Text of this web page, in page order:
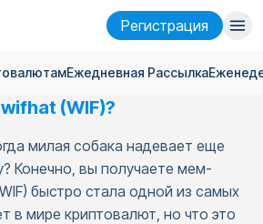
Pегистрация
Войти Pегистрация
Компания
Исследовать
Ежедневная Pассылка
(WIF)?
милая собака надевает еще
Конечно, вы получаете мем-
быстро стала одной из самых
в мире криптовалют, но что это